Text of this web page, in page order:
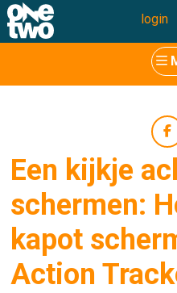
login
Een kijkje
schermen:
kapot
Action